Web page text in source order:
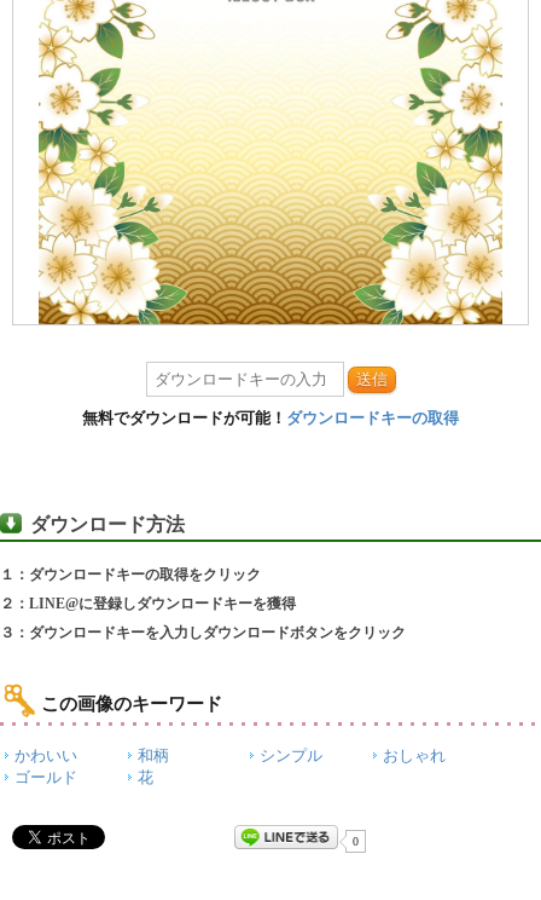
送信
無料でダウンロードが可能！ ダウンロードキーの取得
ダウンロード方法
１：ダウンロードキーの取得をクリック
２：LINE@に登録しダウンロードキーを獲得
３：ダウンロードキーを入力しダウンロードボタンをクリック
この画像のキーワード
かわいい 和柄 シンプル
おしゃれ
ゴールド
花
0